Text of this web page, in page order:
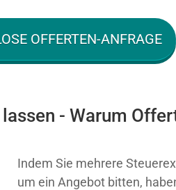
OFFERTEN-ANFRAGE
- Warum
Indem Sie mehrere
um ein Angebot bitten,